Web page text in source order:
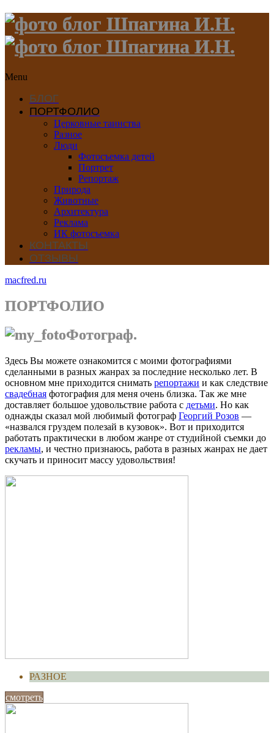
Menu
БЛОГ
ПОРТФОЛИО
Церковные таинства
Разное
Люди
Фотосъемка детей
Портрет
Репортаж
Природа
Животные
Архитектура
Реклама
ИК фотосъемка
КОНТАКТЫ
ОТЗЫВЫ
macfred.ru
ПОРТФОЛИО
Фотограф.
Здесь Вы можете ознакомится с моими фотографиями
сделанными в разных жанрах за последние несколько лет. В
основном мне приходится снимать репортажи и как следствие
свадебная фотография для меня очень близка. Так же мне
доставляет большое удовольствие работа с детьми. Но как
однажды сказал мой любимый фотограф Георгий Розов —
«назвался груздем полезай в кузовок». Вот и приходится
работать практически в любом жанре от студийной съемки до
рекламы, и честно признаюсь, работа в разных жанрах не дает
скучать и приносит массу удовольствия!
РАЗНОЕ
смотреть